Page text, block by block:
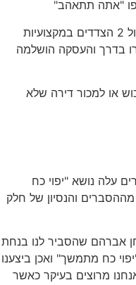
"אתה תתאהב"
ואכן חן בכישרון רב ניהל את העסקה מול 2 הצדדים במקצועיות
בדרך והעסקה הושלמה
או למכור דירה שלא
עלה נושא "יפוי כח
והנסיון של חלק
אברהם שהסביר לנו בנחת
כח מתמשך" ואכן ביצענו
מרוצים בעיקר כאשר